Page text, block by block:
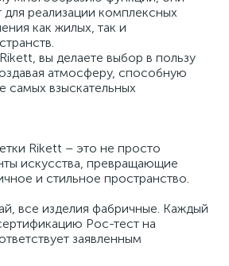
реализации комплексных
как жилых, так и
вы делаете выбор в пользу
атмосферу, способную
самых взыскательных
Rikett – это не просто
искусства, превращающие
и стильное пространство.
все изделия фабричные. Каждый
Рос-тест на
заявленным